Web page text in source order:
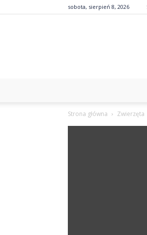
sobota, sierpień 8, 2026
Strona główna Zwierzęta